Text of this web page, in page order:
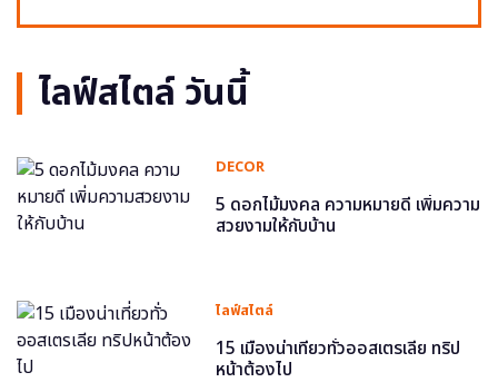
ไลฟ์สไตล์ วันนี้
DECOR
5 ดอกไม้มงคล ความหมายดี เพิ่มความ
สวยงามให้กับบ้าน
ไลฟ์สไตล์
15 เมืองน่าเที่ยวทั่วออสเตรเลีย ทริป
หน้าต้องไป